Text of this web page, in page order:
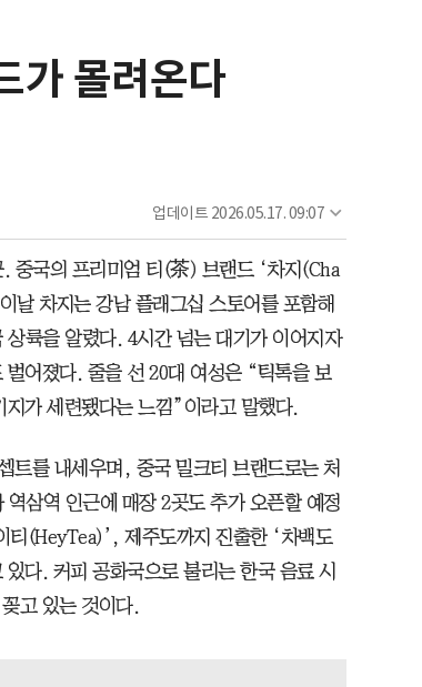
가 몰려온다
업데이트 2026.05.17. 09:07
중국의 프리미엄 티(茶) 브랜드 ‘차지(Cha
날 차지는 강남 플래그십 스토어를 포함해
륙을 알렸다. 4시간 넘는 대기가 이어지자
어졌다. 줄을 선 20대 여성은 “틱톡을 보
가 세련됐다는 느낌”이라고 말했다.
트를 내세우며, 중국 밀크티 브랜드로는 처
삼역 인근에 매장 2곳도 추가 오픈할 예정
티(HeyTea)’, 제주도까지 진출한 ‘차백도
다. 커피 공화국으로 불리는 한국 음료 시
고 있는 것이다.